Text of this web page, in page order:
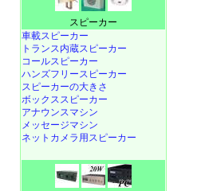
スピーカー
車載スピーカー
トランス内蔵スピーカー
コールスピーカー
ハンズフリースピーカー
スピーカーの大きさ
ボックススピーカー
アナウンスマシン
メッセージマシン
ネットカメラ用スピーカー